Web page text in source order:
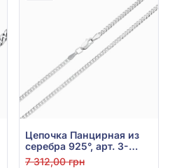
Цепочка Панцирная из
серебра 925°, арт. 3-
0371.60.2
7 312,00 грн